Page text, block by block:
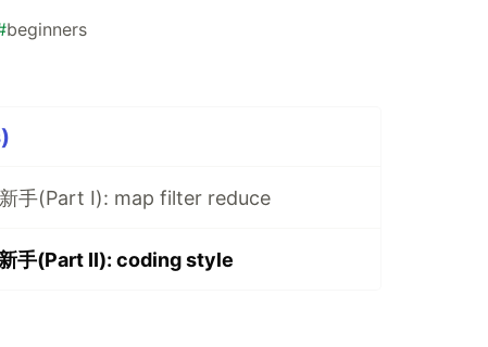
beginners
手(Part I): map filter reduce
手(Part II): coding style